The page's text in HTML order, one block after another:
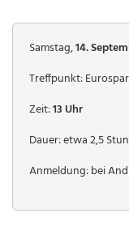
Samstag,14.
Treffpunkt:
Zeit:13 Uhr
Dauer: etwa 2,5
Anmeldung: bei